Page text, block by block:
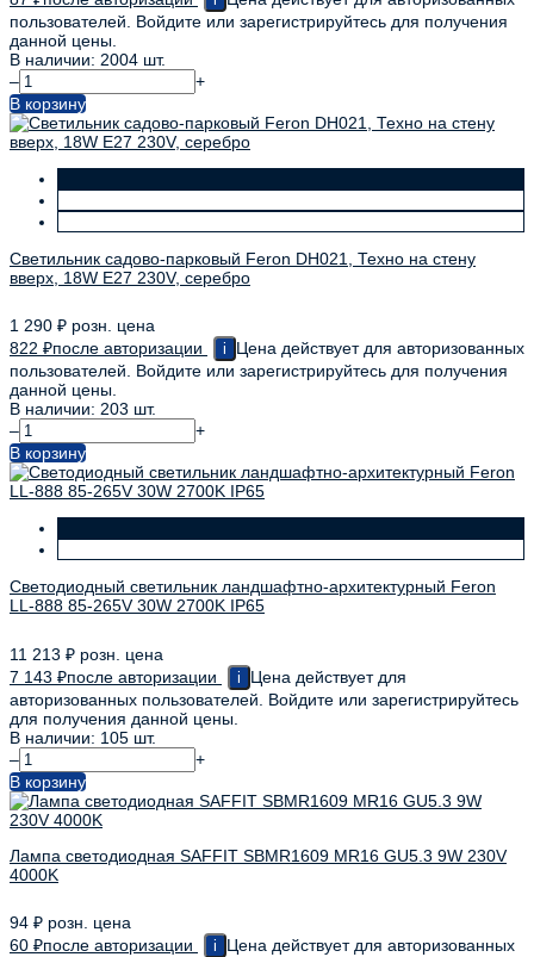
пользователей. Войдите или зарегистрируйтесь для получения
данной цены.
В наличии: 2004 шт.
–
+
В корзину
Светильник садово-парковый Feron DH021, Техно на стену
вверх, 18W E27 230V, серебро
1 290 ₽ розн. цена
822 ₽после авторизации i
Цена действует для авторизованных
пользователей. Войдите или зарегистрируйтесь для получения
данной цены.
В наличии: 203 шт.
–
+
В корзину
Светодиодный светильник ландшафтно-архитектурный Feron
LL-888 85-265V 30W 2700K IP65
11 213 ₽ розн. цена
7 143 ₽после авторизации i
Цена действует для
авторизованных пользователей. Войдите или зарегистрируйтесь
для получения данной цены.
В наличии: 105 шт.
–
+
В корзину
Лампа светодиодная SAFFIT SBMR1609 MR16 GU5.3 9W 230V
4000K
94 ₽ розн. цена
60 ₽после авторизации i
Цена действует для авторизованных